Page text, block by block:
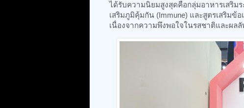
ได้รับความนิยมสูงสุดคือกลุ่มอาหารเสริมร
เสริมภูมิคุ้มกัน (Immune) และสูตรเสริมข้
เนื่องจากความพึงพอใจในรสชาติและผล